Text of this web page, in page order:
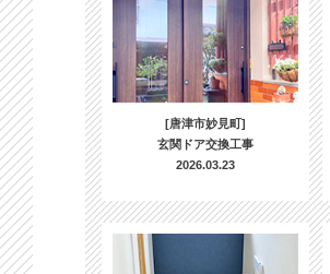
[唐津市妙見町]
玄関ドア交換工事
2026.03.23